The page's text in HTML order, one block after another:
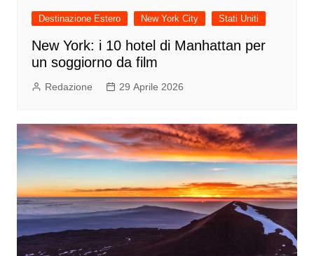
Destinazione Estero New York City Stati Uniti
New York: i 10 hotel di Manhattan per
un soggiorno da film
Redazione 29 Aprile 2026